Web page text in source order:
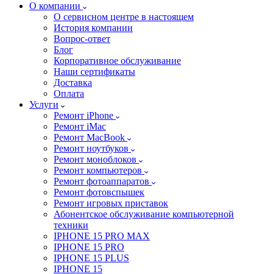
О компании
О сервисном центре в настоящем
История компании
Вопрос-ответ
Блог
Корпоративное обслуживание
Наши сертификаты
Доставка
Оплата
Услуги
Ремонт iPhone
Ремонт iMac
Ремонт MacBook
Ремонт ноутбуков
Ремонт моноблоков
Ремонт компьютеров
Ремонт фотоаппаратов
Ремонт фотовспышек
Ремонт игровых приставок
Абонентское обслуживание компьютерной
техники
IPHONE 15 PRO MAX
IPHONE 15 PRO
IPHONE 15 PLUS
IPHONE 15